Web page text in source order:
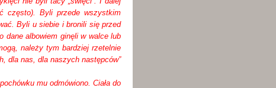
często). Byli przede wszystkim
Byli u siebie i bronili się przed
dane albowiem ginęli w walce lub
należy tym bardziej rzetelnie
dla nas, dla naszych następców”
mu odmówiono. Ciała do